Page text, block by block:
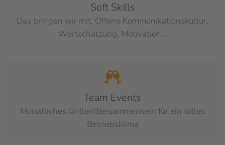
Soft Skills
Das bringen wir mit: Offene Kommunikationskultur,
Wertschätzung, Motivation...
Team Events
Monatliches Grillen/Beisammensein für ein tolles
Betriebsklima